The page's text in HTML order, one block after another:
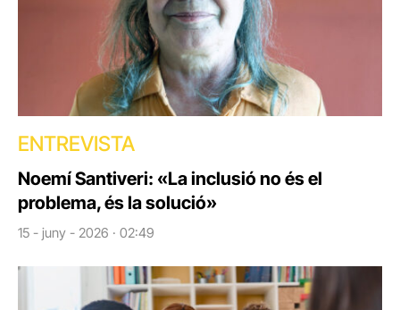
ENTREVISTA
Noemí Santiveri: «La inclusió no és el
problema, és la solució»
15 - juny - 2026 · 02:49